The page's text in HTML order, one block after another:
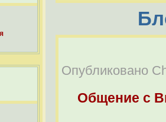
Опубликовано
Общение с